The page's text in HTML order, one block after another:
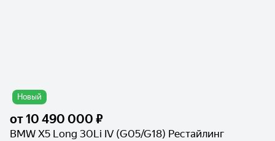
Новый
от10 490 000 ₽
BMW X5 Long 30Li IV (G05/G18) Рестайлинг